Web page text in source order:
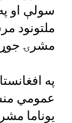
سولې او
ملتونود
مشرۍ
په
عمومي
یوناما